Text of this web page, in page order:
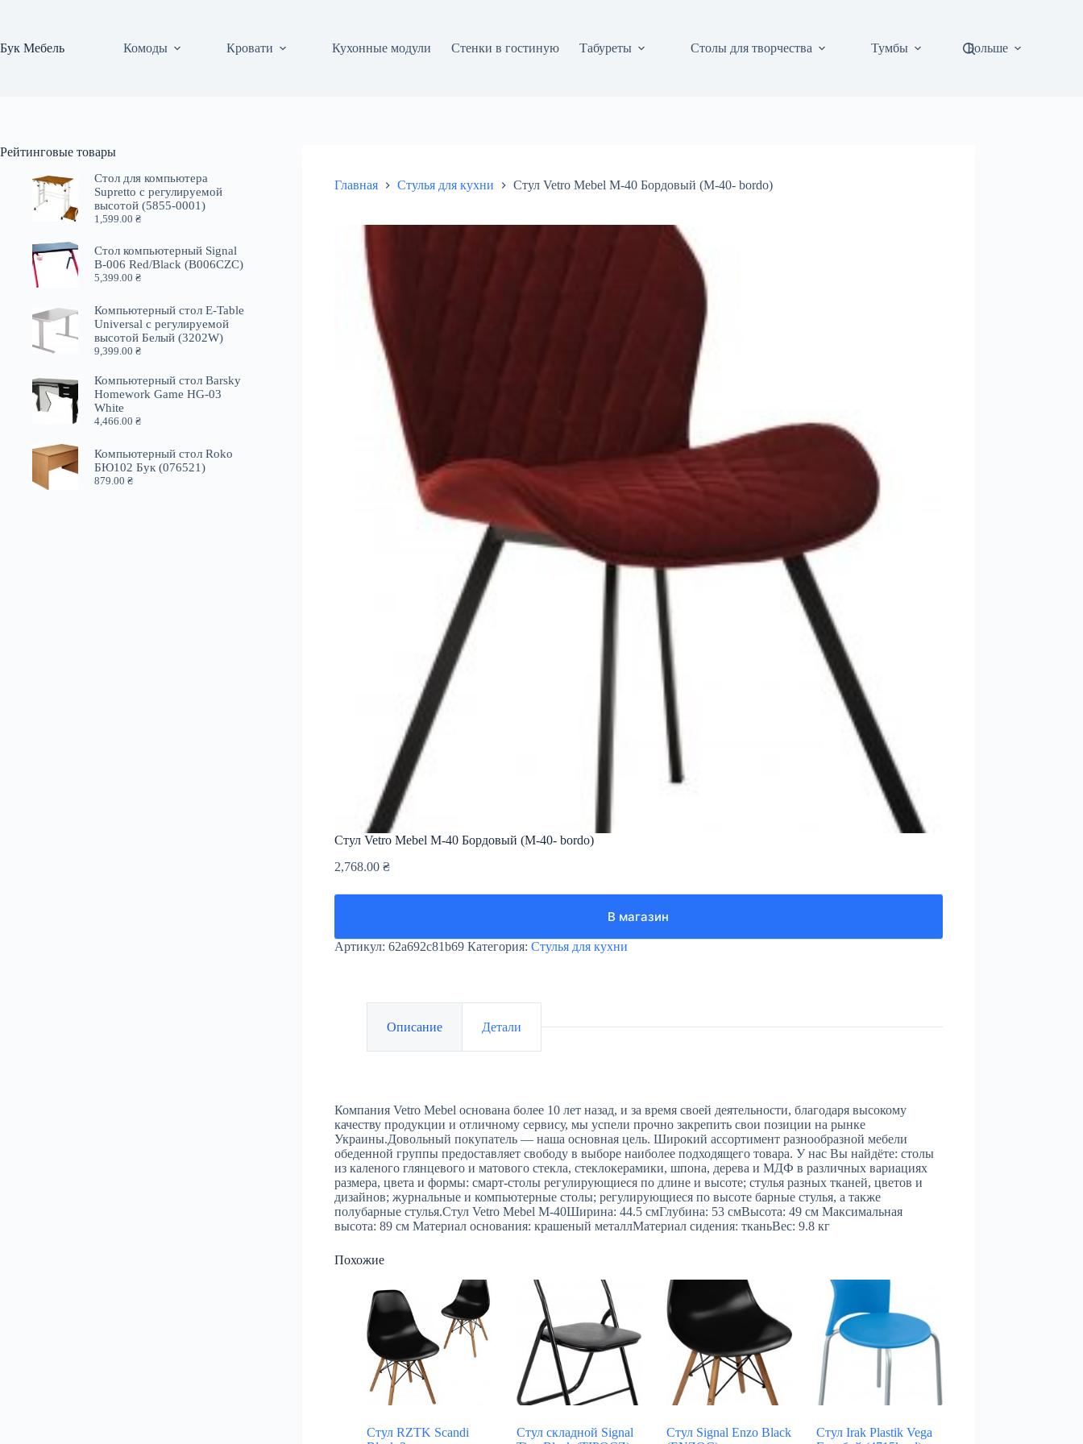
Бук Мебель
Комоды Кровати Кухонные модули Стенки в гостиную Табуреты Столы для творчества Тумбы Больше
Главная Стулья для кухни Стул Vetro Mebel М-40 Бордовый (M-40- bordo)
Стул Vetro Mebel М-40 Бордовый (M-40- bordo)
2,768.00 ₴
В магазин
Артикул: 62a692c81b69 Категория: Стулья для кухни
Описание Детали
Компания Vetro Mebel основана более 10 лет назад, и за время своей деятельности, благодаря высокому
качеству продукции и отличному сервису, мы успели прочно закрепить свои позиции на рынке
Украины.Довольный покупатель — наша основная цель. Широкий ассортимент разнообразной мебели
обеденной группы предоставляет свободу в выборе наиболее подходящего товара. У нас Вы найдёте: столы
из каленого глянцевого и матового стекла, стеклокерамики, шпона, дерева и МДФ в различных вариациях
размера, цвета и формы: смарт-столы регулирующиеся по длине и высоте; стулья разных тканей, цветов и
дизайнов; журнальные и компьютерные столы; регулирующиеся по высоте барные стулья, а также
полубарные стулья.Стул Vetro Mebel М-40Ширина: 44.5 смГлубина: 53 смВысота: 49 см Максимальная
высота: 89 см Материал основания: крашеный металлМатериал сидения: тканьВес: 9.8 кг
Похожие
Стул RZTK Scandi
Стул складной Signal
Стул Signal Enzo Black
Стул Irak Plastik Vega
Рейтинговые товары
Стол для компьютера
Supretto с регулируемой
высотой (5855-0001)
1,599.00₴
Стол компьютерный Signal
B-006 Red/Black (B006CZC)
5,399.00₴
Компьютерный стол E-Table
Universal с регулируемой
высотой Белый (3202W)
9,399.00₴
Компьютерный стол Barsky
Homework Game HG-03
White
4,466.00₴
Компьютерный стол Roko
БЮ102 Бук (076521)
879.00₴